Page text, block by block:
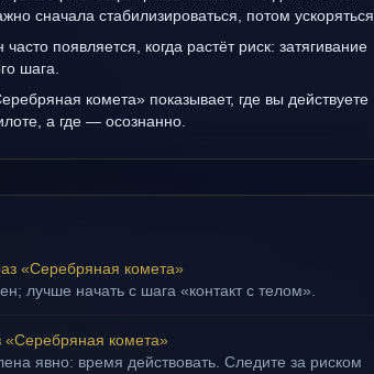
сначала стабилизироваться, потом ускоряться.
часто появляется, когда растёт риск: затягивание
шага.
комета» показывает, где вы действуете
а где — осознанно.
«Серебряная комета»
лучше начать с шага «контакт с телом».
«Серебряная комета»
явно: время действовать. Следите за риском